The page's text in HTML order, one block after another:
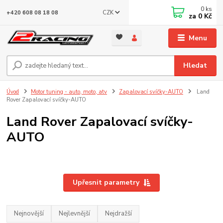
Menu
CZK
Hledat
+420 608 08 18 08 0 ks
za 0 Kč
Úvod Motor tuning - auto, moto, atv Zapalovací svíčky-AUTO
Land
Rover Zapalovací svíčky-AUTO
Land Rover Zapalovací svíčky-
AUTO
Upřesnit parametry
Nejnovější Nejlevnější Nejdražší